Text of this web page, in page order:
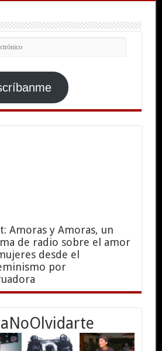
Amoras y Amoras, un
de radio sobre el amor
desde el
por